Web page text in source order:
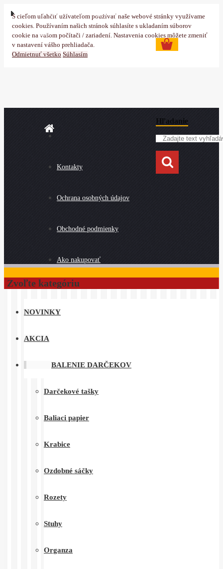
S cieľom uľahčiť užívateľom používať naše webové stránky využívame
cookies. Používaním našich stránok súhlasíte s ukladaním súborov
cookie na vašom počítači / zariadení. Nastavenia cookies môžete zmeniť
v nastavení vášho prehliadača.
Odmietnuť všetko Súhlasím
Kontakty
Ochrana osobných údajov
Obchodné podmienky
Ako nakupovať
Hľadanie
Prihlásenie Nová registrácia
0 ks
Zvoľte kategóriu
NOVINKY
AKCIA
BALENIE DARČEKOV
Darčekové tašky
Baliaci papier
Krabice
Ozdobné sáčky
Rozety
Stuhy
Organza